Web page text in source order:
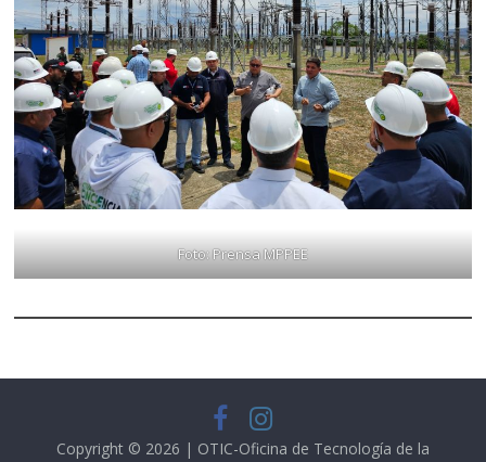
Foto: Prensa MPPEE
Copyright © 2026 | OTIC-Oficina de Tecnología de la